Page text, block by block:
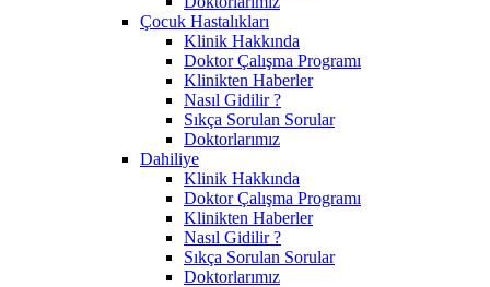
Çocuk Hastalıkları
Klinik Hakkında
Doktor Çalışma Programı
Klinikten Haberler
Nasıl Gidilir ?
Sıkça Sorulan Sorular
Doktorlarımız
Dahiliye
Klinik Hakkında
Doktor Çalışma Programı
Klinikten Haberler
Nasıl Gidilir ?
Sıkça Sorulan Sorular
Doktorlarımız